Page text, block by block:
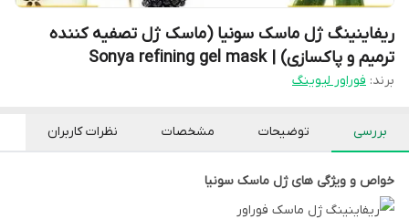
ریفاینینگ ژل ماسک سونیا (ماسک ژل تصفیه کننده
ترمیم و پاکسازی) | Sonya refining gel mask
برند: فوراور لیوینگ
بررسی توضیحات مشخصات نظرات کاربران
خواص و ویژگی های ژل ماسک سونیا